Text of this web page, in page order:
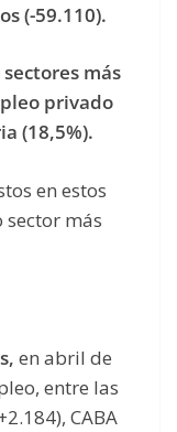
(-59.110).
sectores más
privado
(18,5%).
en estos
sector más
en abril de
entre las
CABA